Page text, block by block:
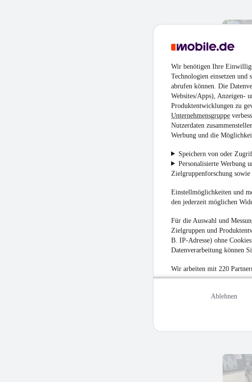
Wir benötigen Ihre
Technologien einsetzen und
abrufen können. Die
Websites/Apps), Anzeigen-
Produktentwicklungen zu
Unternehmensgruppe
Nutzerdaten
Werbung und die
Speichern von oder
Personalisierte Werbung
Zielgruppenforschung
Einstellmöglichkeiten und
den jederzeit möglichen
Für die Auswahl und
Zielgruppen und
B. IP-Adresse) ohne
Datenverarbeitung können
Wir arbeiten mit 220
Ablehnen